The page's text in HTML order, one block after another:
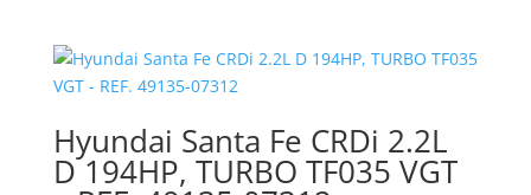
desde
154,00 €
594,00 €
Hyundai Santa Fe CRDi 2.2L
D 194HP, TURBO TF035 VGT